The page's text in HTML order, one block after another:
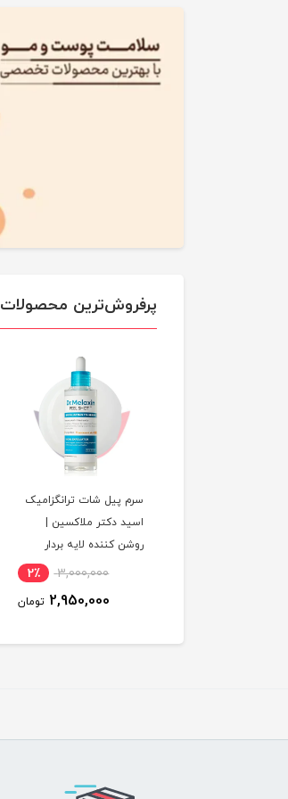
پرفروش‌ترین محصولات
سرم پیل شات ترانگزامیک
اسید دکتر ملاکسین |
روشن کننده لایه بردار
ملایم و یک نواخت کننده
3,000,000 2٪
2,950,000 تومان